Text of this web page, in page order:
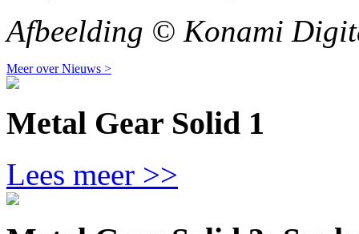
Afbeelding © Konami
Meer over Nieuws >
Metal Gear Solid 1
Lees meer >>